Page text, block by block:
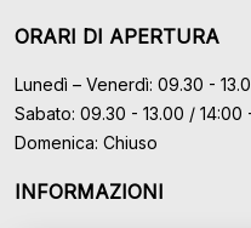
ORARI DI APERTURA
Lunedì – Venerdì: 09.30 -
Sabato: 09.30 - 13.00 / 14:00
Domenica: Chiuso
INFORMAZIONI